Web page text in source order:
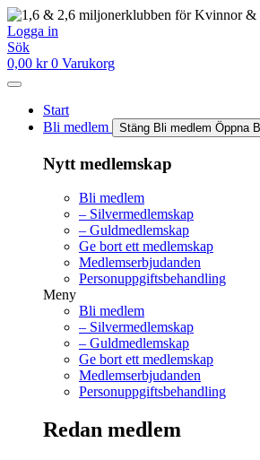
Hoppa
till
innehåll
Logga in
Sök
0,00 kr 0 Varukorg
Start
Bli medlem
Stäng Bli medlem Öppna
Nytt medlemskap
Bli medlem
– Silvermedlemskap
– Guldmedlemskap
Ge bort ett medlemskap
Medlemserbjudanden
Personuppgiftsbehandling
Meny
Bli medlem
– Silvermedlemskap
– Guldmedlemskap
Ge bort ett medlemskap
Medlemserbjudanden
Personuppgiftsbehandling
Redan medlem